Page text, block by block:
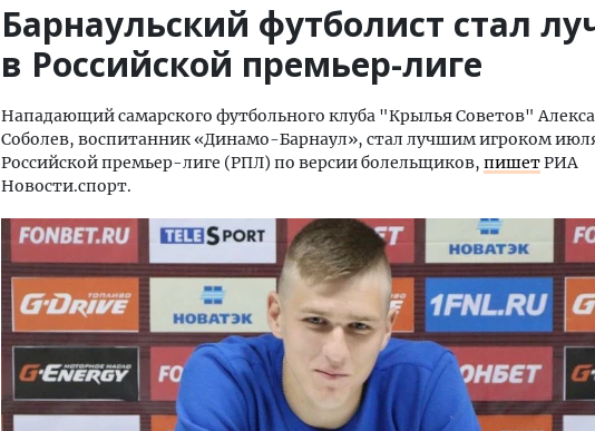
Барнаульский футболист стал
в Российской премьер-лиге
Нападающий самарского футбольного клуба "Крылья Советов"
Соболев, воспитанник «Динамо-Барнаул», стал лучшим игроком
Российской премьер-лиге (РПЛ) по версии болельщиков, пишетРИА
Новости.спорт.